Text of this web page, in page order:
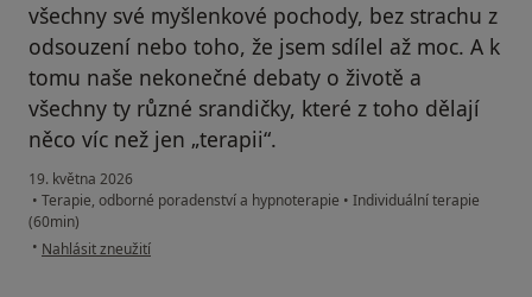
všechny své myšlenkové pochody, bez strachu z
odsouzení nebo toho, že jsem sdílel až moc. A k
tomu naše nekonečné debaty o životě a
všechny ty různé srandičky, které z toho dělají
něco víc než jen „terapii“.
19. května 2026
• Terapie, odborné poradenství a hypnoterapie • Individuální terapie
(60min)
• podle názoru uživatele Adam Nguyen
Nahlásit zneužití